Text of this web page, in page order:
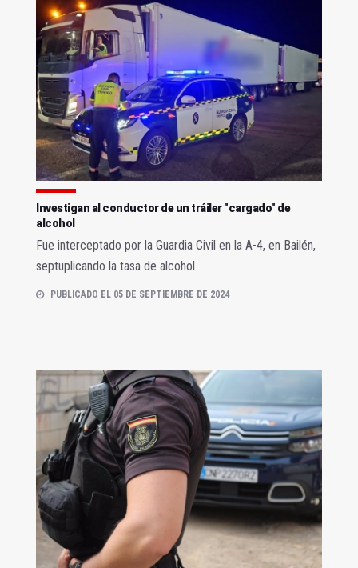
Investigan al conductor de un tráiler "cargado" de
alcohol
Fue interceptado por la Guardia Civil en la A-4, en Bailén,
septuplicando la tasa de alcohol
PUBLICADO EL 05 DE SEPTIEMBRE DE 2024